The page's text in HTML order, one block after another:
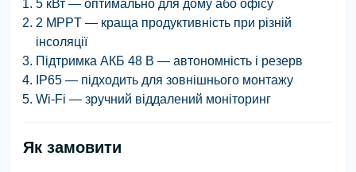
5 кВт — оптимально для дому або офісу
2 MPPT — краща продуктивність при різній
інсоляції
Підтримка АКБ 48 В — автономність і резерв
IP65 — підходить для зовнішнього монтажу
Wi-Fi — зручний віддалений моніторинг
Як замовити